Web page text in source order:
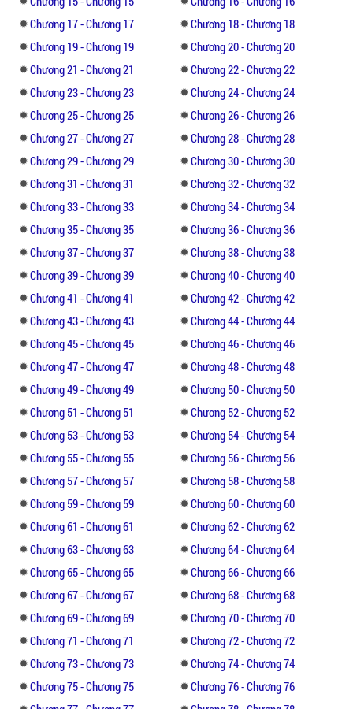
Phòng khách lúc này không một tiếng động,
cô cho rằng chỉ có mình ông, vừa muốn lên
tiếng gọi, liền nghe tiếng bất mãn của mẹ:
"Nhiều nhất là 600, một phân cũng không
thể hơn."
Thời Nhất Thịnh nhìn vợ mình ngồi phía
đối diện, tính cách tốt bụng ngày xưa nay
còn đâu:
"Học Đại học ở Bắc Kinh, Đào Đào lại học
chuyên ngành thiết kế thời trang, một
tháng sáu trăm sao đủ, nhà chúng ta cũng
không thiếu chút tiền ấy."
Tần Minh Nguyệt không thèm nói nhiều với
ông:
"Cái gì mà sáu trăm một tháng không đủ?
Một tháng tiền cơm sáu trăm còn chưa đủ
xa xỉ??."
Chương 17 - Chương 17
Chương 18 - Chương 18
Chương 19 - Chương 19
Chương 20 - Chương 20
Chương 21 - Chương 21
Chương 22 - Chương 22
Chương 23 - Chương 23
Chương 24 - Chương 24
Chương 25 - Chương 25
Chương 26 - Chương 26
Chương 27 - Chương 27
Chương 28 - Chương 28
Chương 29 - Chương 29
Chương 30 - Chương 30
Chương 31 - Chương 31
Chương 32 - Chương 32
Chương 33 - Chương 33
Chương 34 - Chương 34
Chương 35 - Chương 35
Chương 36 - Chương 36
Chương 37 - Chương 37
Chương 38 - Chương 38
Chương 39 - Chương 39
Chương 40 - Chương 40
Chương 41 - Chương 41
Chương 42 - Chương 42
Chương 43 - Chương 43
Chương 44 - Chương 44
Chương 45 - Chương 45
Chương 46 - Chương 46
Chương 47 - Chương 47
Chương 48 - Chương 48
Chương 49 - Chương 49
Chương 50 - Chương 50
Chương 51 - Chương 51
Chương 52 - Chương 52
Chương 53 - Chương 53
Chương 54 - Chương 54
Chương 55 - Chương 55
Chương 56 - Chương 56
Chương 57 - Chương 57
Chương 58 - Chương 58
Chương 59 - Chương 59
Chương 60 - Chương 60
Chương 61 - Chương 61
Chương 62 - Chương 62
Chương 63 - Chương 63
Chương 64 - Chương 64
Chương 65 - Chương 65
Chương 66 - Chương 66
Chương 67 - Chương 67
Chương 68 - Chương 68
Chương 69 - Chương 69
Chương 70 - Chương 70
Chương 71 - Chương 71
Chương 72 - Chương 72
Chương 73 - Chương 73
Chương 74 - Chương 74
Chương 75 - Chương 75
Chương 76 - Chương 76